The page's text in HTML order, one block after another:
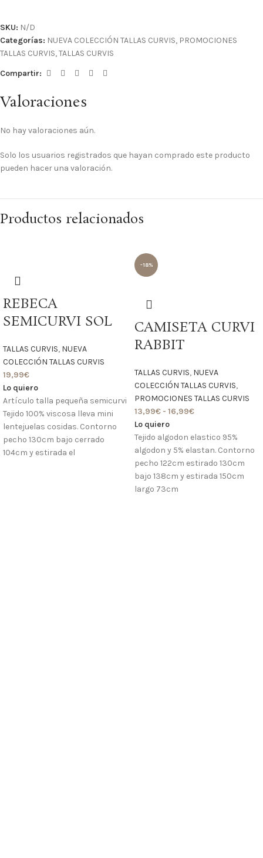
SKU: N/D
Categorías: NUEVA COLECCIÓN TALLAS CURVIS, PROMOCIONES
TALLAS CURVIS,TALLAS CURVIS
Compartir:
Valoraciones
No hay valoraciones aún.
Solo los usuarios registrados que hayan comprado este producto
pueden hacer una valoración.
Productos relacionados
REBECA
SEMICURVI SOL
TALLAS CURVIS, NUEVA
COLECCIÓN TALLAS CURVIS
19,99€
Lo quiero
Artículo talla pequeña semicurvi
Tejido 100% viscosa lleva mini
lentejuelas cosidas. Contorno
pecho 130cm bajo cerrado
104cm y estirada el
-18%
CAMISETA CURVI
RABBIT
TALLAS CURVIS, NUEVA
COLECCIÓN TALLAS CURVIS,
PROMOCIONES TALLAS CURVIS
13,99€ - 16,99€
Lo quiero
Tejido algodon elastico 95%
algodon y 5% elastan. Contorno
pecho 122cm estirado 130cm
bajo 138cm y estirada 150cm
largo 73cm